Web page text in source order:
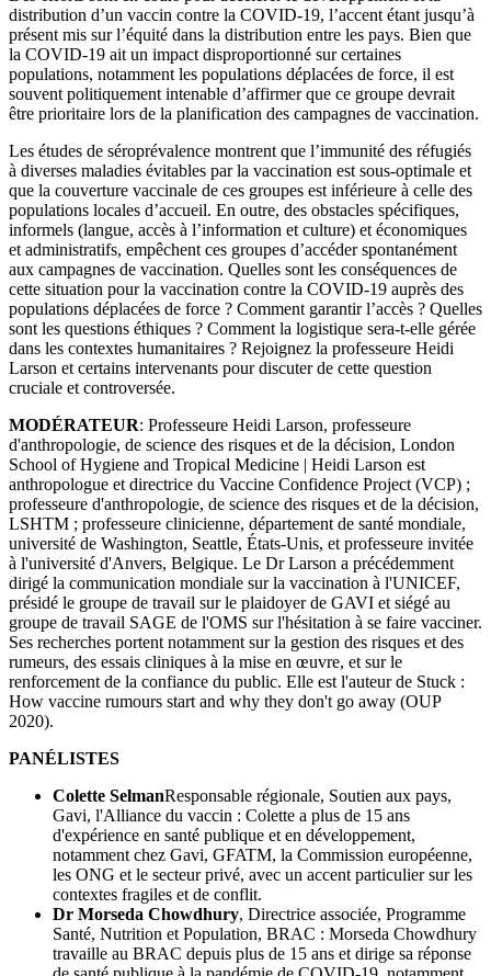
distribution d’un vaccin contre la COVID-19, l’accent étant jusqu’à
présent mis sur l’équité dans la distribution entre les pays. Bien que
la COVID-19 ait un impact disproportionné sur certaines
populations, notamment les populations déplacées de force, il est
souvent politiquement intenable d’affirmer que ce groupe devrait
être prioritaire lors de la planification des campagnes de vaccination.
Les études de séroprévalence montrent que l’immunité des réfugiés
à diverses maladies évitables par la vaccination est sous-optimale et
que la couverture vaccinale de ces groupes est inférieure à celle des
populations locales d’accueil. En outre, des obstacles spécifiques,
informels (langue, accès à l’information et culture) et économiques
et administratifs, empêchent ces groupes d’accéder spontanément
aux campagnes de vaccination. Quelles sont les conséquences de
cette situation pour la vaccination contre la COVID-19 auprès des
populations déplacées de force ? Comment garantir l’accès ? Quelles
sont les questions éthiques ? Comment la logistique sera-t-elle gérée
dans les contextes humanitaires ? Rejoignez la professeure Heidi
Larson et certains intervenants pour discuter de cette question
cruciale et controversée.
MODÉRATEUR: Professeure Heidi Larson, professeure
d'anthropologie, de science des risques et de la décision, London
School of Hygiene and Tropical Medicine | Heidi Larson est
anthropologue et directrice du Vaccine Confidence Project (VCP) ;
professeure d'anthropologie, de science des risques et de la décision,
LSHTM ; professeure clinicienne, département de santé mondiale,
université de Washington, Seattle, États-Unis, et professeure invitée
à l'université d'Anvers, Belgique. Le Dr Larson a précédemment
dirigé la communication mondiale sur la vaccination à l'UNICEF,
présidé le groupe de travail sur le plaidoyer de GAVI et siégé au
groupe de travail SAGE de l'OMS sur l'hésitation à se faire vacciner.
Ses recherches portent notamment sur la gestion des risques et des
rumeurs, des essais cliniques à la mise en œuvre, et sur le
renforcement de la confiance du public. Elle est l'auteur de Stuck :
How vaccine rumours start and why they don't go away (OUP
2020).
PANÉLISTES
Colette SelmanResponsable régionale, Soutien aux pays,
Gavi, l'Alliance du vaccin : Colette a plus de 15 ans
d'expérience en santé publique et en développement,
notamment chez Gavi, GFATM, la Commission européenne,
les ONG et le secteur privé, avec un accent particulier sur les
contextes fragiles et de conflit.
Dr Morseda Chowdhury, Directrice associée, Programme
Santé, Nutrition et Population, BRAC : Morseda Chowdhury
travaille au BRAC depuis plus de 15 ans et dirige sa réponse